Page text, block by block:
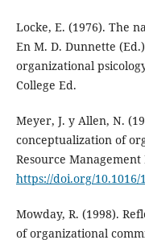
Locke, E. (1976). The
En M. D. Dunnette
organizational
College Ed.
Meyer, J. y Allen, N.
conceptualization of
Resource Management
https://doi.org/10.1016/
Mowday, R. (1998).
of organizational